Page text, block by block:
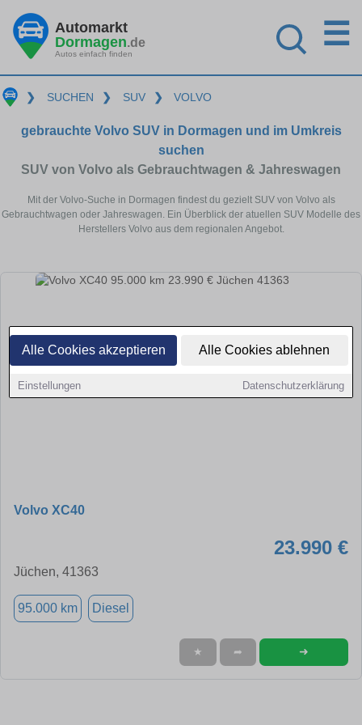
Alle Cookies akzeptieren Alle Cookies ablehnen
Einstellungen Datenschutzerklärung
Automarkt
Dormagen.de
Autos einfach finden
☰
❯ SUCHEN ❯ SUV ❯ VOLVO
gebrauchte Volvo SUV in Dormagen und im Umkreis
suchen
SUV von Volvo als Gebrauchtwagen & Jahreswagen
Mit der Volvo-Suche in Dormagen findest du gezielt SUV von Volvo als
Gebrauchtwagen oder Jahreswagen. Ein Überblick der atuellen SUV Modelle des
Herstellers Volvo aus dem regionalen Angebot.
Volvo XC40
23.990 €
Jüchen, 41363
95.000 km Diesel
★ ➦ ➜